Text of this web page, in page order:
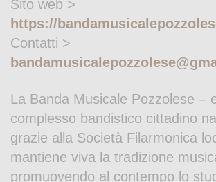
Sito web >
https://
Contatti >
La Banda Musicale Pozzolese –
complesso bandistico cittadino
grazie alla Società Filarmonica
mantiene viva la tradizione
promuovendo al contempo lo